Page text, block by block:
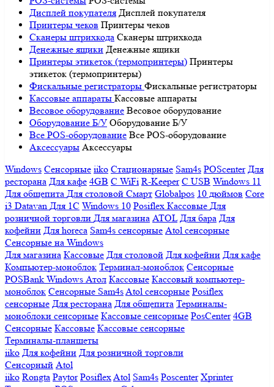
Дисплей покупателя Дисплей покупателя
Принтеры чеков Принтеры чеков
Сканеры штрихкода Сканеры штрихкода
Денежные ящики Денежные ящики
Принтеры этикеток (термопринтеры) Принтеры
этикеток (термопринтеры)
Фискальные регистраторы Фискальные регистраторы
Кассовые аппараты Кассовые аппараты
Весовое оборудование Весовое оборудование
Оборудование Б/У Оборудование Б/У
Все POS-оборудование Все POS-оборудование
Аксессуары Аксессуары
Windows Сенсорные iiko Стационарные Sam4s POScenter Для
ресторана Для кафе 4GB С WiFi R-Keeper С USB Windows 11
Для общепита Для столовой Смарт Globalpos 10 дюймов Core
i3 Datavan Для 1С Windows 10 Posiflex Кассовые Для
розничной торговли Для магазина ATOL Для бара Для
кофейни Для horeca Sam4s сенсорные Atol сенсорные
Сенсорные на Windows
Для магазина Кассовые Для столовой Для кофейни Для кафе
Компьютер-моноблок Терминал-моноблок Сенсорные
POSBank Windows Атол Кассовые Кассовый компьютер-
моноблок Сенсорные Sam4sAtol сенсорные Posiflex
сенсорные Для ресторана Для общепита Терминалы-
моноблоки сенсорные Кассовые сенсорные PosCenter 4GB
Сенсорные Кассовые Кассовые сенсорные
Терминалы-планшеты
iiko Для кофейни Для розничной торговли
Сенсорный Atol
iiko Rongta Paytor PosiflexAtol Sam4s Poscenter Xprinter